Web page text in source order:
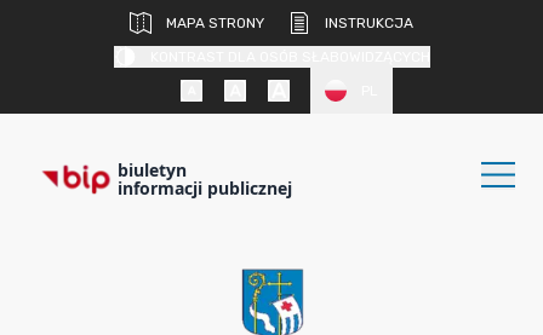
MAPA STRONY
INSTRUKCJA
biuletyn
informacji publicznej